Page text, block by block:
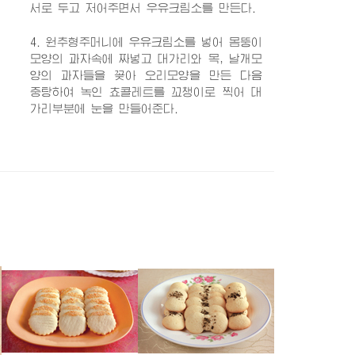
서로 두고 저어주면서 우유크림소를 만든다.
4. 원추형주머니에 우유크림소를 넣어 몸뚱이
모양의 과자속에 짜넣고 대가리와 목, 날개모
양의 과자들을 꽂아 오리모양을 만든 다음
중탕하여 녹인 쵸콜레트를 꼬챙이로 찍어 대
가리부분에 눈을 만들어준다.